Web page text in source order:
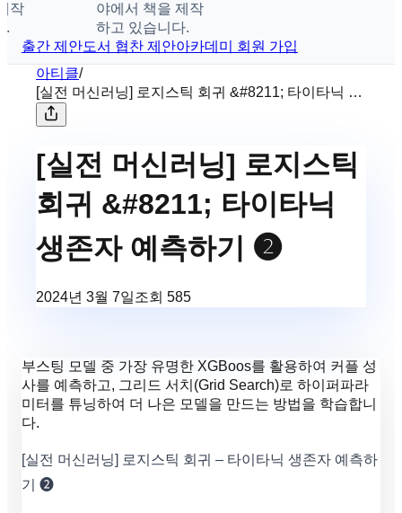
야에서 책을 제작
하고 있습니다.
출간 제안도서 협찬 제안아카데미 회원 가입
아티클/
[실전 머신러닝] 로지스틱 회귀 &#8211; 타이타닉 생
존자 예측하기 ❷
[실전 머신러닝] 로지스틱
회귀 &#8211; 타이타닉
생존자 예측하기 ❷
2024년 3월 7일조회 585
부스팅 모델 중 가장 유명한 XGBoos를 활용하여 커플 성
사를 예측하고, 그리드 서치(Grid Search)로 하이퍼파라
미터를 튜닝하여 더 나은 모델을 만드는 방법을 학습합니
다.
[실전 머신러닝] 로지스틱 회귀 – 타이타닉 생존자 예측하
기 ❷